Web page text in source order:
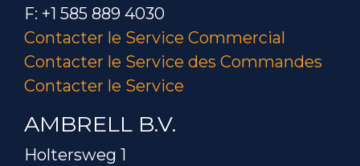
F: +1 585 889 4030
Contacter le Service Commercial
Contacter le Service des Commandes
Contacter le Service
AMBRELL B.V.
Holtersweg 1